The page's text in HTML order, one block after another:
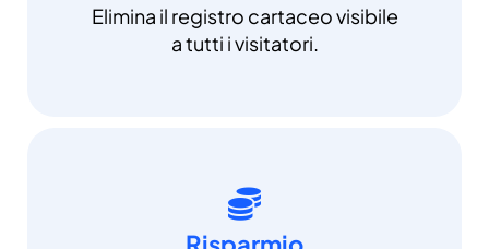
Elimina il registro cartaceo visibile
a tutti i visitatori.